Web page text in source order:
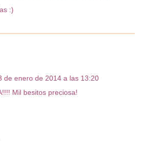
:)
de enero de 2014 a las 13:20
Mil besitos preciosa!